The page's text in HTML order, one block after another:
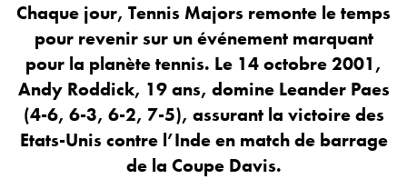
Chaque jour, Tennis Majors remonte le temps
pour revenir sur un événement marquant
pour la planète tennis. Le 14 octobre 2001,
Andy Roddick, 19 ans, domine Leander Paes
(4-6, 6-3, 6-2, 7-5), assurant la victoire des
Etats-Unis contre l’Inde en match de barrage
de la Coupe Davis.